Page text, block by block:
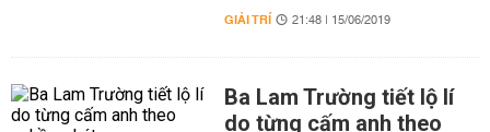
GIẢI TRÍ 21:48 | 15/06/2019
Ba Lam Trường tiết lộ lí
do từng cấm anh theo